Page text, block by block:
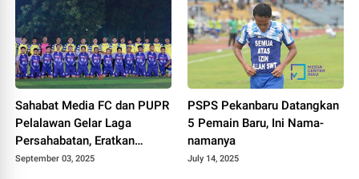
Sahabat Media FC dan PUPR
Pelalawan Gelar Laga
Persahabatan, Eratkan
Silaturahmi
September 03, 2025
PSPS Pekanbaru Datangkan
5 Pemain Baru, Ini Nama-
namanya
July 14, 2025